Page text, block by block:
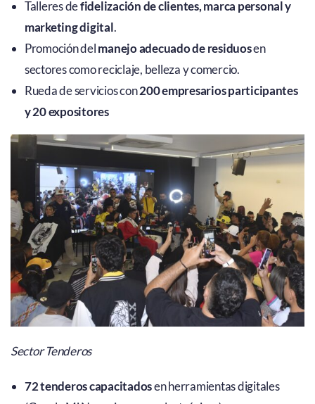
Talleres defidelización de clientes, marca personal y
marketing digital.
Promoción delmanejo adecuado de residuosen
sectores como reciclaje, belleza y comercio.
Rueda de servicios con200 empresarios participantes
y 20 expositores
Sector Tenderos
72 tenderos capacitadosen herramientas digitales